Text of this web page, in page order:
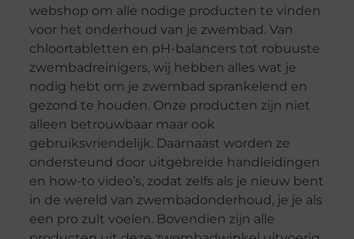
webshop om alle nodige producten te vinden
voor het onderhoud van je zwembad. Van
chloortabletten en pH-balancers tot robuuste
zwembadreinigers, wij hebben alles wat je
nodig hebt om je zwembad sprankelend en
gezond te houden. Onze producten zijn niet
alleen betrouwbaar maar ook
gebruiksvriendelijk. Daarnaast worden ze
ondersteund door uitgebreide handleidingen
en how-to video’s, zodat zelfs als je nieuw bent
in de wereld van zwembadonderhoud, je je als
een pro zult voelen. Bovendien zijn alle